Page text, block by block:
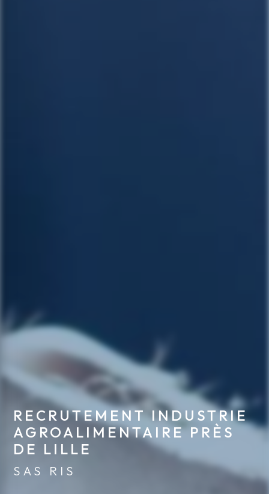
RECRUTEMENT INDUSTRIE
AGROALIMENTAIRE PRÈS
DE LILLE
SAS RIS